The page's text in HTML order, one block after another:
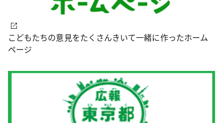
こどもたちの意見をたくさんきいて一緒に作ったホーム
ページ